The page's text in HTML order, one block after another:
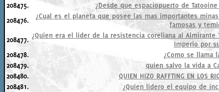
208475.
¿Desde que espaciopuerto de
208476.
¿Cual es el planeta que posee las mas importantes
famosas y
208477. ¿Quien era el lider de la resistencia coreliana al
Imperio por
208478.
¿Como se llama
208479.
quien salvo la vida a
208480.
QUIEN HIZO RAFFTING EN LOS
208481.
¿Quien lidero el equipo de